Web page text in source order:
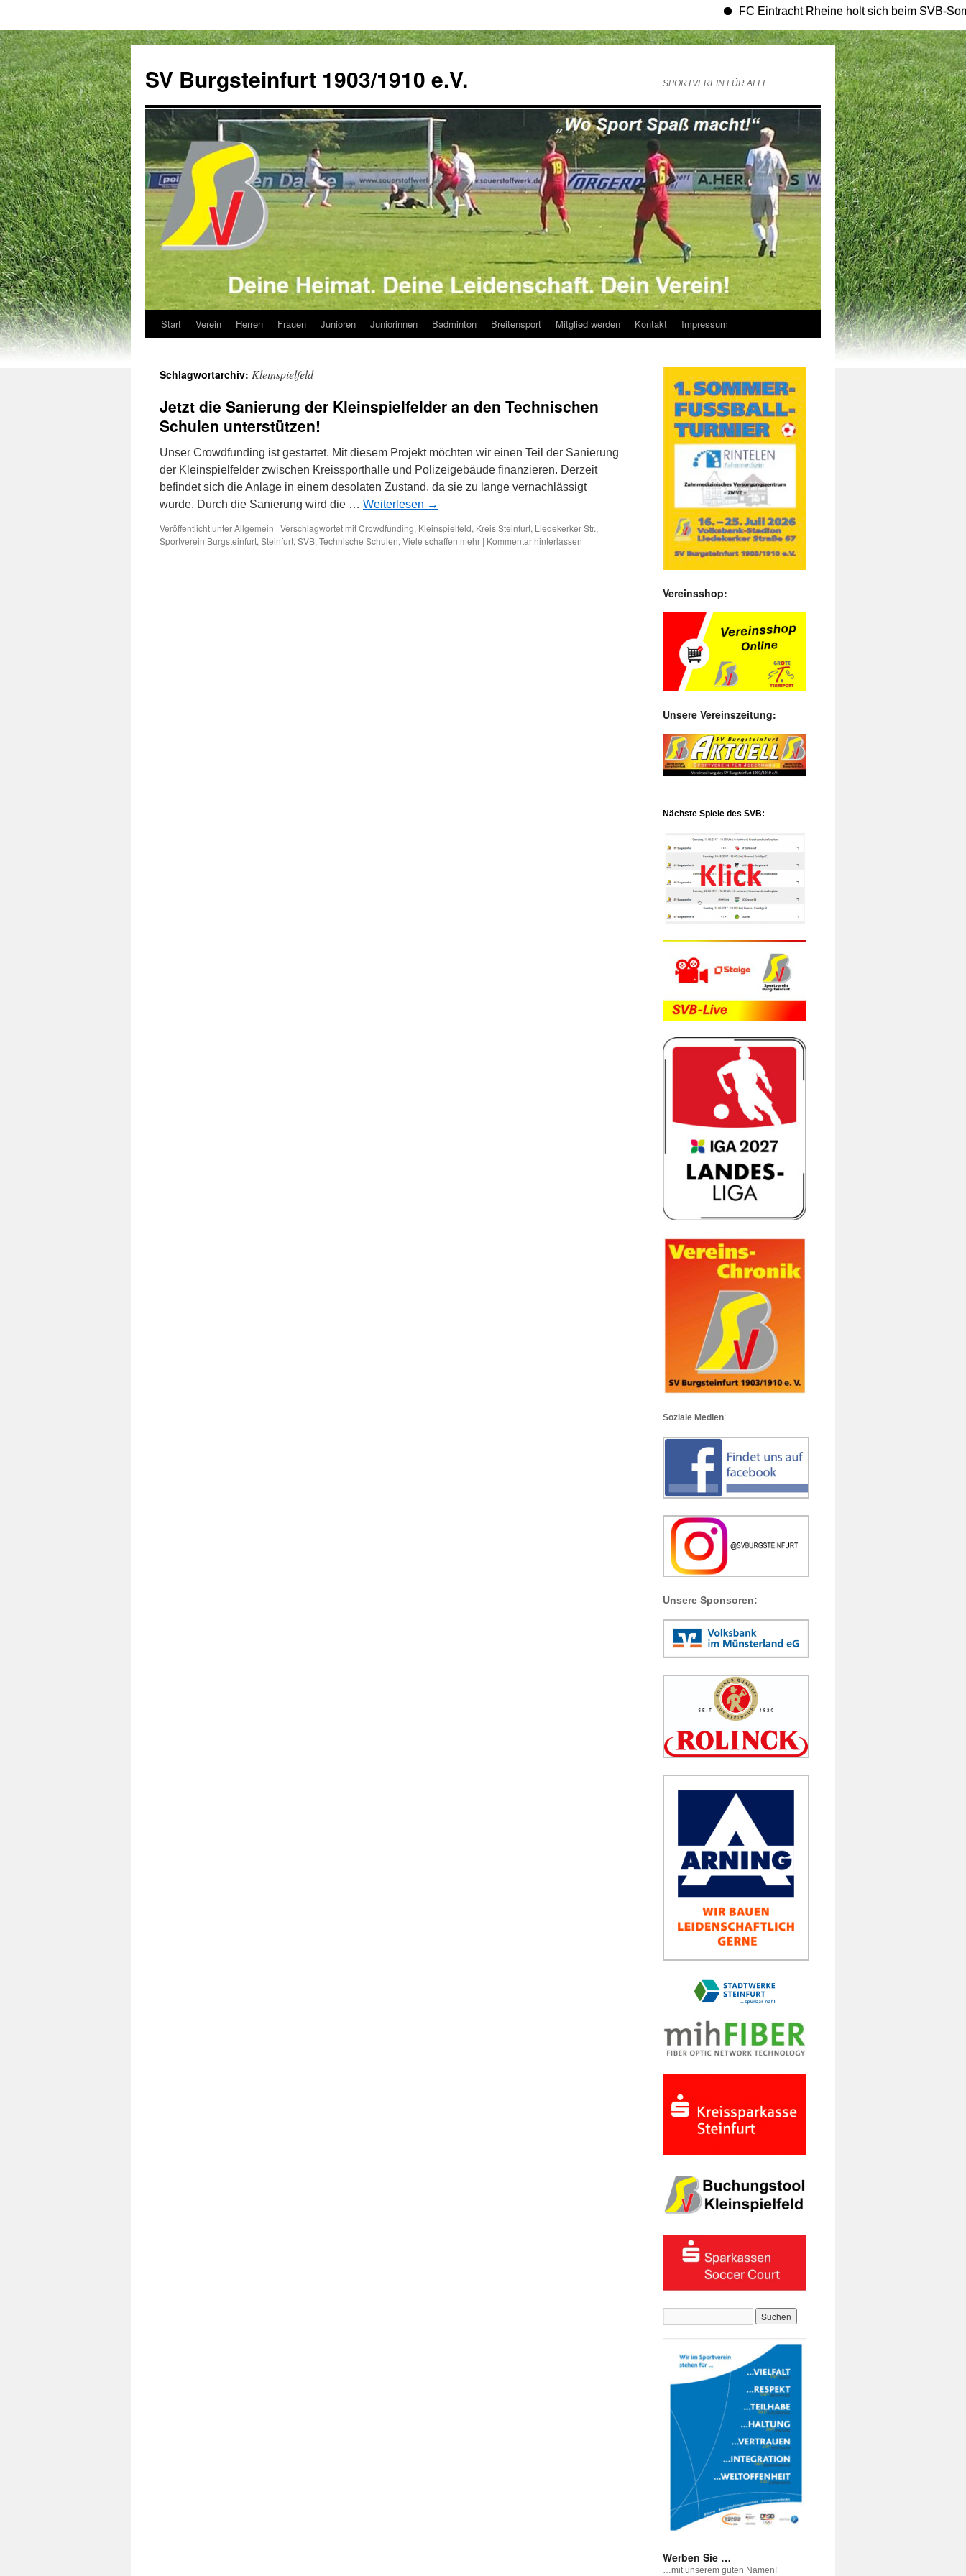
FC Eintracht Rheine holt sich beim SVB-
springen
SV Burgsteinfurt 1903/1910 e.V. SPORTVEREIN FÜR ALLE
Start Verein Herren Frauen Junioren Juniorinnen Badminton Breitensport Mitglied werden Kontakt Impressum
Schlagwortarchiv: Kleinspielfeld
Jetzt die Sanierung der Kleinspielfelder an den Technischen
Schulen unterstützen!
Unser Crowdfunding ist gestartet. Mit diesem Projekt möchten wir einen Teil der Sanierung
der Kleinspielfelder zwischen Kreissporthalle und Polizeigebäude finanzieren. Derzeit
befindet sich die Anlage in einem desolaten Zustand, da sie zu lange vernachlässigt
wurde. Durch die Sanierung wird die … Weiterlesen →
Veröffentlicht unterAllgemein | Verschlagwortet mitCrowdfunding, Kleinspielfeld, Kreis Steinfurt, Liedekerker Str.,
Sportverein Burgsteinfurt, Steinfurt, SVB, Technische Schulen, Viele schaffen mehr | Kommentar hinterlassen
Vereinsshop:
Unsere Vereinszeitung:
Nächste Spiele des SVB:
Soziale Medien:
Unsere Sponsoren:
Werben Sie …
…mit unserem guten Namen!